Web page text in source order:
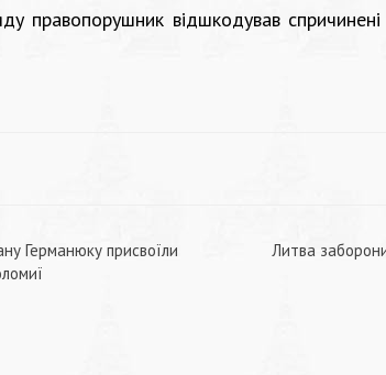
правопорушник відшкодував
Германюку присвоїли
Литва